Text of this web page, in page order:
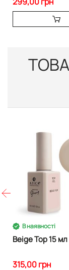
В наявності
Beige Top 15 мл
315,00 грн